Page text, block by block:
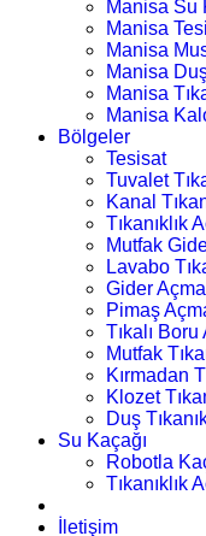
Manisa Su
Manisa
Manisa
Manisa
Manisa
Manisa
Bölgeler
Tesisat
Tuvalet
Kanal
Tıkanıklık
Mutfak
Lavabo
Gider Açma
Pimaş
Tıkalı Boru
Mutfak
Kırmadan
Klozet
Duş
Su Kaçağı
Robotla
Tıkanıklık
İletişim